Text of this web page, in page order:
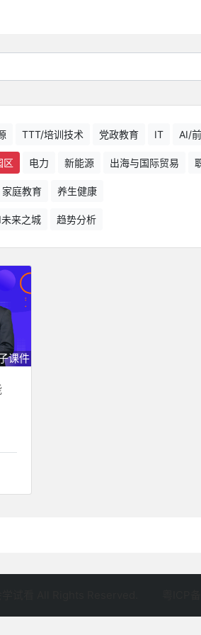
TTT/培训技术 党政教育 IT AI/
区 电力 新能源 出海与国际贸易
家庭教育 养生健康
来之城 趋势分析
课件